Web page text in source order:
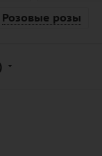
Розовые розы